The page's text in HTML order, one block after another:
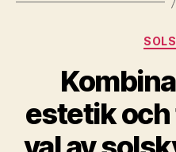
estetik